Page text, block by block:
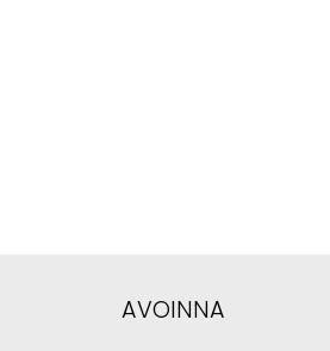
AVOINNA